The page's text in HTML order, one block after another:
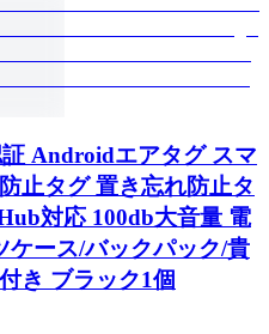
Androidエアタグ スマ
止タグ 置き忘れ防止タ
対応 100db大音量 電
ケース/バックパック/貴
き ブラック1個